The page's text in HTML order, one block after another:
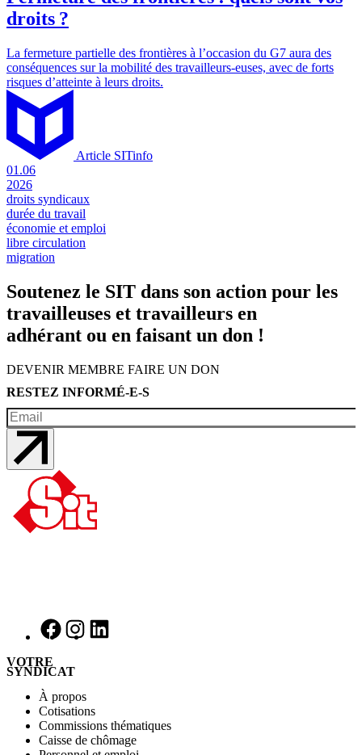
droits ?
La fermeture partielle des frontières à l’occasion du G7 aura des
conséquences sur la mobilité des travailleurs-euses, avec de forts
risques d’atteinte à leurs droits.
Article SITinfo
01.06
2026
droits syndicaux
durée du travail
économie et emploi
libre circulation
migration
Soutenez le SIT dans son action pour les
travailleuses et travailleurs en
adhérant ou en faisant un don !
DEVENIR MEMBRE FAIRE UN DON
RESTEZ INFORMÉ-E-S
VOTRE
SYNDICAT
À propos
Cotisations
Commissions thématiques
Caisse de chômage